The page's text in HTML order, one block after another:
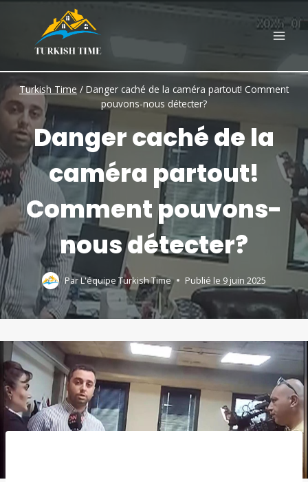
content
Turkish Time / Danger caché de la caméra partout! Comment
pouvons-nous détecter?
Danger caché de la
caméra partout!
Comment pouvons-
nous détecter?
Par L'équipe Turkish Time Publié le 9 juin 2025